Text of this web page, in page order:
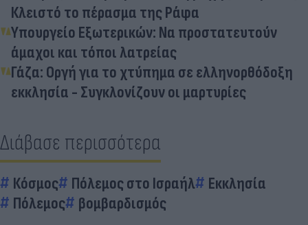
Κλειστό το πέρασμα της Ράφα
Υπουργείο Εξωτερικών: Να προστατευτούν
άμαχοι και τόποι λατρείας
Γάζα: Οργή για το χτύπημα σε ελληνορθόδοξη
εκκλησία - Συγκλονίζουν οι μαρτυρίες
Διάβασε περισσότερα
Κόσμος Πόλεμος στο Ισραήλ
Εκκλησία
Πόλεμος
βομβαρδισμός